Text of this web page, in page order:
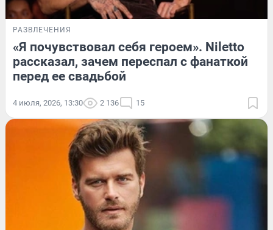
РАЗВЛЕЧЕНИЯ
«Я почувствовал себя героем». Niletto
рассказал, зачем переспал с фанаткой
перед ее свадьбой
4 июля, 2026, 13:30 2 136 15